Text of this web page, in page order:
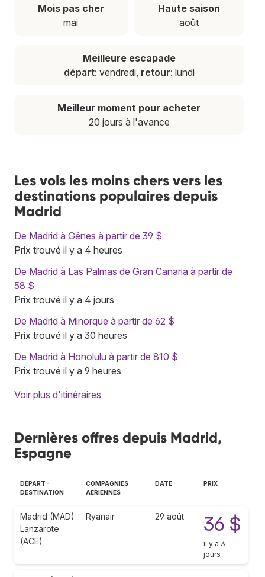
Mois pas cher
mai
Haute saison
août
Meilleure escapade
départ: vendredi, retour: lundi
Meilleur moment pour acheter
20 jours à l'avance
Les vols les moins chers vers les
destinations populaires depuis
Madrid
De Madrid à Gênes à partir de 39 $
Prix trouvé il y a 4 heures
De Madrid à Las Palmas de Gran Canaria à partir de
58 $
Prix trouvé il y a 4 jours
De Madrid à Minorque à partir de 62 $
Prix trouvé il y a 30 heures
De Madrid à Honolulu à partir de 810 $
Prix trouvé il y a 9 heures
Voir plus d'itinéraires
Dernières offres depuis Madrid,
Espagne
DÉPART -
DESTINATION
COMPAGNIES
AÉRIENNES
DATE PRIX
Madrid (MAD)
Lanzarote
(ACE)
Ryanair 29 août 36 $
il y a 3
jours